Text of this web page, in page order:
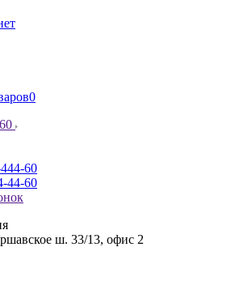
0
60
44-60
ш. 33/13, офис 2